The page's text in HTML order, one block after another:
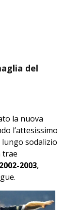
del
la nuova
l’attesissimo
sodalizio
trae
2003,